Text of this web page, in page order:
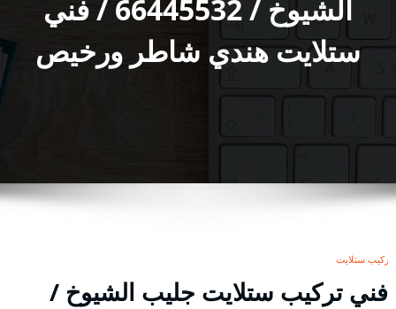
الشيوخ / 66445532 / فني
ستلايت هندي شاطر ورخيص
تركيب ستلايت
فني تركيب ستلايت جليب الشيوخ /